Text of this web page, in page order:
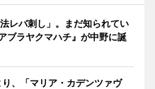
レバ刺し」。まだ知られてい
ブラヤクマハチ』が中野に誕
、「マリア・カデンツァヴ